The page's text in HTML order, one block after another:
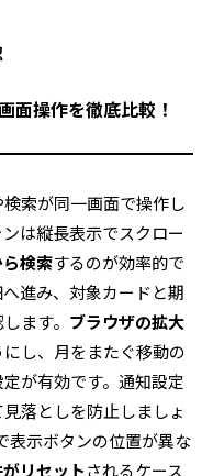
面操作を徹底比較！
索が同一画面で操作し
は縦長表示でスクロー
検索するのが効率的で
進み、対象カードと期
ます。 ブラウザの拡大
し、月をまたぐ移動の
が有効です。通知設定
見落としを防止しましょ
表示ボタンの位置が異な
リセットされるケース